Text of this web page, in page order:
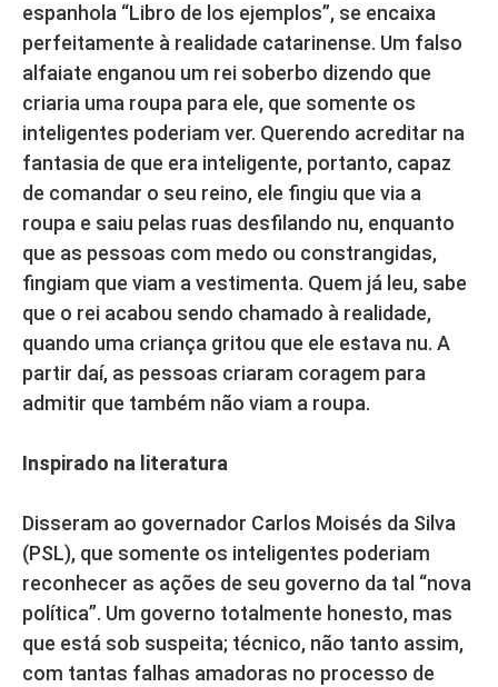
espanhola “Libro de los ejemplos”, se encaixa
perfeitamente à realidade catarinense. Um falso
alfaiate enganou um rei soberbo dizendo que
criaria uma roupa para ele, que somente os
inteligentes poderiam ver. Querendo acreditar na
fantasia de que era inteligente, portanto, capaz
de comandar o seu reino, ele fingiu que via a
roupa e saiu pelas ruas desfilando nu, enquanto
que as pessoas com medo ou constrangidas,
fingiam que viam a vestimenta. Quem já leu, sabe
que o rei acabou sendo chamado à realidade,
quando uma criança gritou que ele estava nu. A
partir daí, as pessoas criaram coragem para
admitir que também não viam a roupa.
Inspirado na literatura
Disseram ao governador Carlos Moisés da Silva
(PSL), que somente os inteligentes poderiam
reconhecer as ações de seu governo da tal “nova
política”. Um governo totalmente honesto, mas
que está sob suspeita; técnico, não tanto assim,
com tantas falhas amadoras no processo de